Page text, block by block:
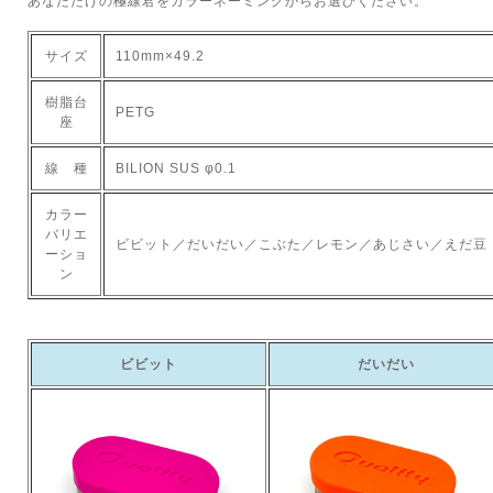
サイズ 110mm×49.2
樹脂台
座
PETG
線 種 BILION SUS φ0.1
カラー
バリエ
ーショ
ン
ビビット／だいだい／こぶた／レモン／あじさい／えだ豆
ビビット だいだい